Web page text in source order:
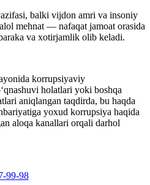
balki vijdon amri va insoniy
mehnat — nafaqat jamoat orasida
va xotirjamlik olib keladi.
korrupsiyaviy
holatlari yoki boshqa
aniqlangan taqdirda, bu haqda
yoxud korrupsiya haqida
aloqa kanallari orqali darhol
99-98